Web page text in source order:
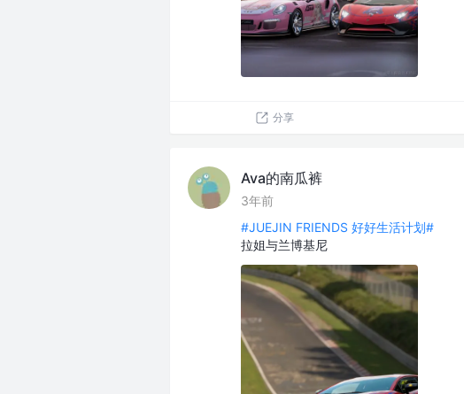
分享
Ava的南瓜裤
3年前
#JUEJIN FRIENDS 好好生活计划#
拉姐与兰博基尼